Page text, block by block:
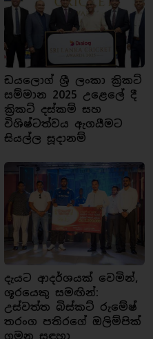
ඩයලොග් ශ්‍රී ලංකා ක්‍රිකට්
සම්මාන 2025 උළෙලේ දී
ක්‍රිකට් දස්කම් සහ
විශිෂ්ටත්වය ඇගයීමට
සියල්ල සූදානම්
දැයට ආදර්ශයක් වෙමින්,
ශූරයෙකු සමඟින්:
උස්වත්ත බිස්කට් රුමේෂ්
තරංග පතිරගේ ඔලිම්පික්
ගමන සඳහා